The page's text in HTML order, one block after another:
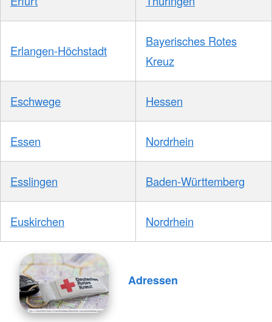
Erlangen-Höchstadt
Bayerisches Rotes
Kreuz
Eschwege Hessen
Essen Nordrhein
Esslingen Baden-Württemberg
Euskirchen Nordrhein
Adressen